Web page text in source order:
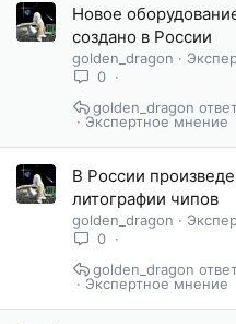
Новое
создано в России
golden_dragon
0
Экспертное мнение
golden_dragon
В России
литографии чипов
golden_dragon
0
Экспертное мнение
golden_dragon